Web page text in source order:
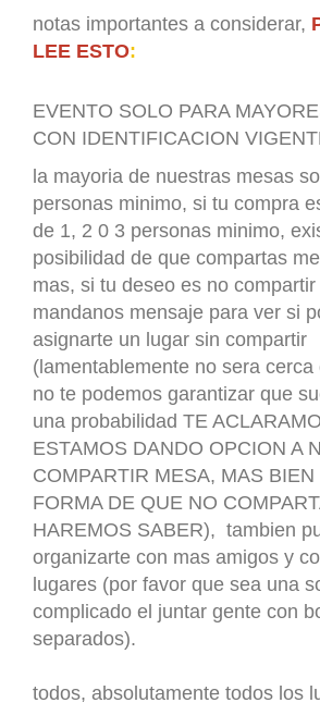
notas importantes a considerar,
LEE ESTO:
EVENTO SOLO PARA
CON IDENTIFICACION
la mayoria de nuestras mesas
personas minimo, si tu compra
de 1, 2 0 3 personas minimo,
posibilidad de que compartas
mas, si tu deseo es no compartir
mandanos mensaje para ver si
asignarte un lugar sin compartir
(lamentablemente no sera
no te podemos garantizar que
una probabilidad TE
ESTAMOS DANDO OPCION A
COMPARTIR MESA, MAS BIEN
FORMA DE QUE NO
HAREMOS SABER), tambien
organizarte con mas amigos y
lugares (por favor que sea una
complicado el juntar gente con
separados).
todos, absolutamente todos los